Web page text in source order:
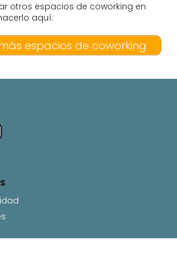
otros espacios de coworking en
aquí:
espacios de coworking